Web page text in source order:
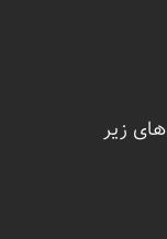
زیر